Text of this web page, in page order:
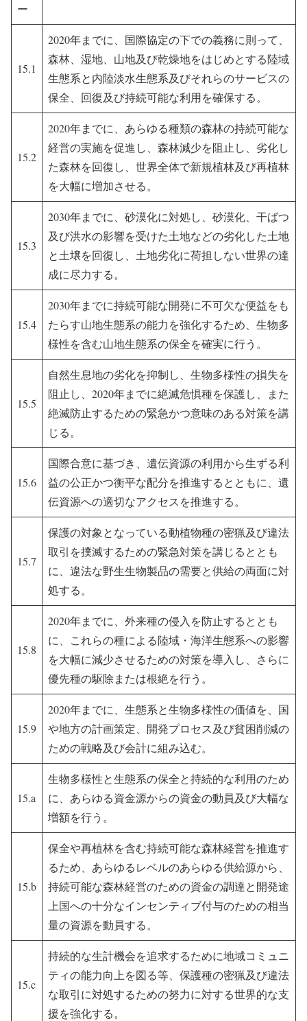
ー
15.1
2020年までに、国際協定の下での義務に則って、
森林、湿地、山地及び乾燥地をはじめとする陸域
生態系と内陸淡水生態系及びそれらのサービスの
保全、回復及び持続可能な利用を確保する。
15.2
2020年までに、あらゆる種類の森林の持続可能な
経営の実施を促進し、森林減少を阻止し、劣化し
た森林を回復し、世界全体で新規植林及び再植林
を大幅に増加させる。
15.3
2030年までに、砂漠化に対処し、砂漠化、干ばつ
及び洪水の影響を受けた土地などの劣化した土地
と土壌を回復し、土地劣化に荷担しない世界の達
成に尽力する。
15.4
2030年までに持続可能な開発に不可欠な便益をも
たらす山地生態系の能力を強化するため、生物多
様性を含む山地生態系の保全を確実に行う。
15.5
自然生息地の劣化を抑制し、生物多様性の損失を
阻止し、2020年までに絶滅危惧種を保護し、また
絶滅防止するための緊急かつ意味のある対策を講
じる。
15.6
国際合意に基づき、遺伝資源の利用から生ずる利
益の公正かつ衡平な配分を推進するとともに、遺
伝資源への適切なアクセスを推進する。
15.7
保護の対象となっている動植物種の密猟及び違法
取引を撲滅するための緊急対策を講じるととも
に、違法な野生生物製品の需要と供給の両面に対
処する。
15.8
2020年までに、外来種の侵入を防止するととも
に、これらの種による陸域・海洋生態系への影響
を大幅に減少させるための対策を導入し、さらに
優先種の駆除または根絶を行う。
15.9
2020年までに、生態系と生物多様性の価値を、国
や地方の計画策定、開発プロセス及び貧困削減の
ための戦略及び会計に組み込む。
15.a
生物多様性と生態系の保全と持続的な利用のため
に、あらゆる資金源からの資金の動員及び大幅な
増額を行う。
15.b
保全や再植林を含む持続可能な森林経営を推進す
るため、あらゆるレベルのあらゆる供給源から、
持続可能な森林経営のための資金の調達と開発途
上国への十分なインセンティブ付与のための相当
量の資源を動員する。
15.c
持続的な生計機会を追求するために地域コミュニ
ティの能力向上を図る等、保護種の密猟及び違法
な取引に対処するための努力に対する世界的な支
援を強化する。